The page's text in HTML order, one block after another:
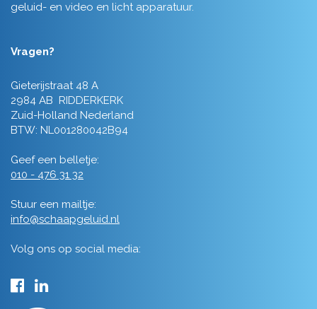
geluid- en video en licht apparatuur.
Vragen?
Gieterijstraat 48 A
2984 AB RIDDERKERK
Zuid-Holland Nederland
BTW: NL001280042B94
Geef een belletje:
010 - 476 31 32
Stuur een mailtje:
info@schaapgeluid.nl
Volg ons op social media: